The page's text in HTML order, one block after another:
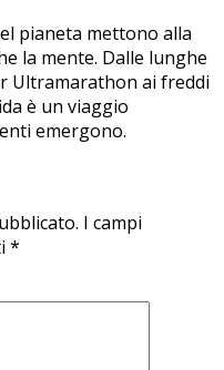
pianeta mettono alla
la mente. Dalle lunghe
Ultramarathon ai freddi
è un viaggio
emergono.
I campi
*